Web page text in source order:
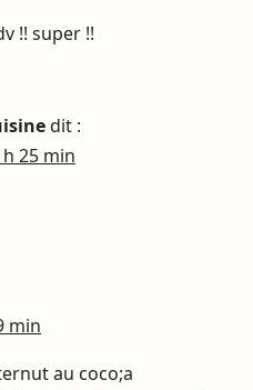
!! super !!
dit :
25 min
min
au coco;a